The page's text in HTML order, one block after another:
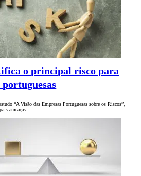
o principal risco para
portuguesas
“A Visão das Empresas Portuguesas sobre os Riscos”,
ameaças…